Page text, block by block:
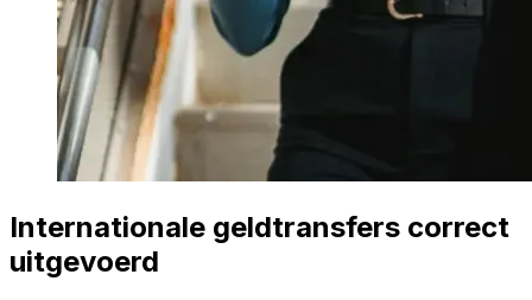
Internationale geldtransfers correct
uitgevoerd